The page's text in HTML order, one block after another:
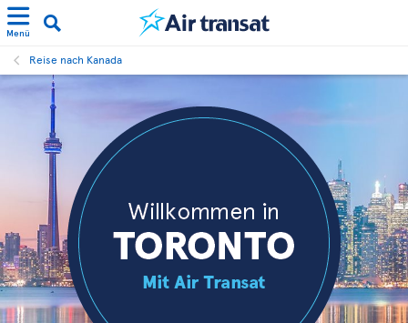
Menü
Reise nach Kanada